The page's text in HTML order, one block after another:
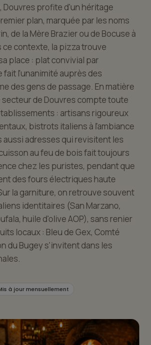
Douvres profite d'un héritage
plan, marquée par les noms
de la Mère Brazier ou de Bocuse à
ce contexte, la pizza trouve
place : plat convivial par
fait l'unanimité auprès des
des gens de passage. En matière
de Douvres compte toute
: artisans rigoureux
bistrots italiens à l'ambiance
aussi adresses qui revisitent les
au feu de bois fait toujours
chez les puristes, pendant que
des fours électriques haute
la garniture, on retrouve souvent
identitaires (San Marzano,
huile d'olive AOP), sans renier
locaux : Bleu de Gex, Comté
du Bugey s'invitent dans les
à jour mensuellement